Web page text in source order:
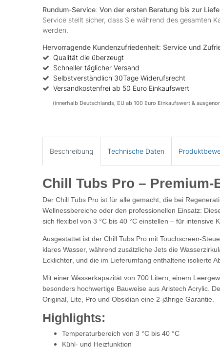
Rundum-Service: Von der ersten Beratung bis zur
Service stellt sicher, dass Sie während des gesamten
werden.
Hervorragende Kundenzufriedenheit: Service und
Qualität die überzeugt
Schneller täglicher Versand
Selbstverständlich 30Tage Widerufsrecht
Versandkostenfrei ab 50 Euro Einkaufswert
(innerhalb Deutschlands, EU ab 100 Euro Einkaufswert &
Beschreibung Technische Daten
Chill Tubs Pro –
Der Chill Tubs Pro ist für alle gemacht, die bei
Wellnessbereiche oder den professionellen Einsatz:
sich flexibel von 3 °C bis 40 °C einstellen – für intensive
Ausgestattet ist der Chill Tubs Pro mit Touchscreen-
klares Wasser, während zusätzliche Jets die
Ecklichter, und die im Lieferumfang enthaltene isolierte
Mit einer Wasserkapazität von 700 Litern, einem
besonders hochwertige Bauweise aus Aristech Acrylic.
Original, Lite, Pro und Obsidian eine 2-jährige Garantie.
Highlights:
Temperaturbereich von 3 °C bis 40 °C
Kühl- und Heizfunktion